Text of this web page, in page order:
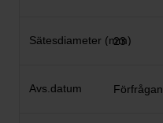
23
Förfrågan